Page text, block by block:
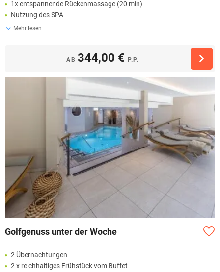
1x entspannende Rückenmassage (20 min)
Nutzung des SPA
Mehr lesen
AB 344,00 € P.P.
Golfgenuss unter der Woche
2 Übernachtungen
2 x reichhaltiges Frühstück vom Buffet